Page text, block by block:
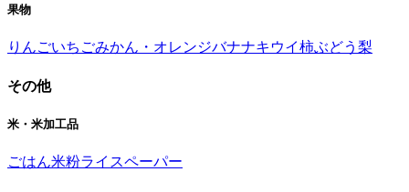
果物
りんごいちごみかん・オレンジバナナキウイ柿ぶどう 梨
その他
米・米加工品
ごはん米粉ライスペーパー